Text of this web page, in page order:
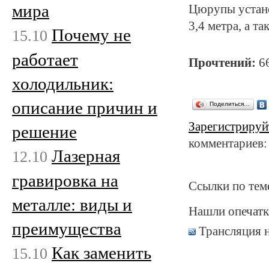
Цюрупы
3,4 метра, а
Прочтений:
Поделиться…
Ссылки по
Нашли
Трансляция
мира
15.10 Почему не
работает
холодильник:
описание причин и
решение
12.10 Лазерная
гравировка на
металле: виды и
преимущества
15.10 Как заменить